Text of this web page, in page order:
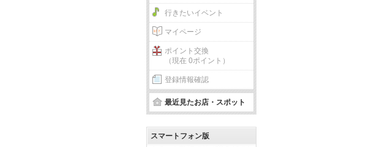
行きたいイベント
マイページ
ポイント交換
（現在 0ポイント）
登録情報確認
最近見たお店・スポット
スマートフォン版